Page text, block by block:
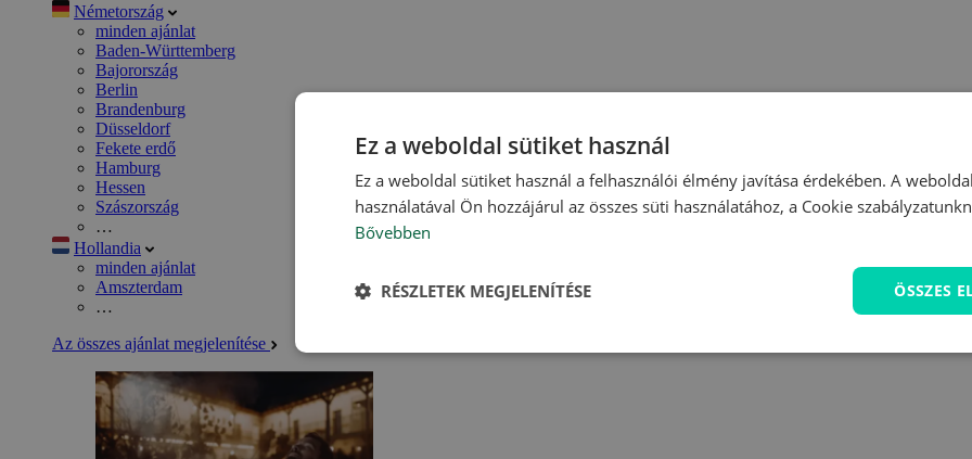
Németország
minden ajánlat
Baden-Württemberg
Bajorország
Berlin
Brandenburg
Düsseldorf
Fekete erdő
Hamburg
Hessen
Szászország
…
Hollandia
minden ajánlat
Amszterdam
…
Az összes ajánlat megjelenítése
Ez a weboldal sütiket használ
Ez a weboldal sütiket használ a felhasználói élmény javítása érdekében. A
használatával Ön hozzájárul az összes süti használatához, a Cookie
Bővebben
ÖSSZES
RÉSZLETEK MEGJELENÍTÉSE